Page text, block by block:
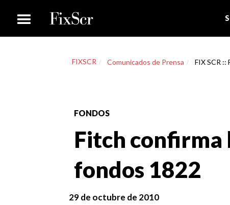
FIXSCR Comunicados de Prensa FIX SCR
FONDOS
Fitch confirma
fondos 1822
29 de octubre de 2010